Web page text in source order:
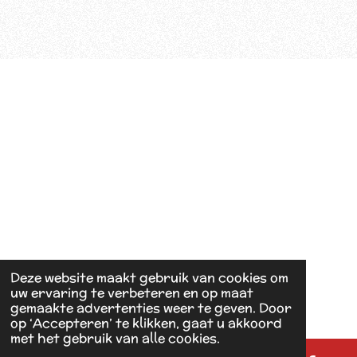
Deze website maakt gebruik van cookies om
uw ervaring te verbeteren en op maat
gemaakte advertenties weer te geven. Door
op ‘Accepteren’ te klikken, gaat u akkoord
met het gebruik van alle cookies.